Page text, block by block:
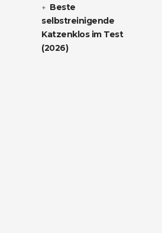
Beste
selbstreinigende
Katzenklos im Test
(2026)